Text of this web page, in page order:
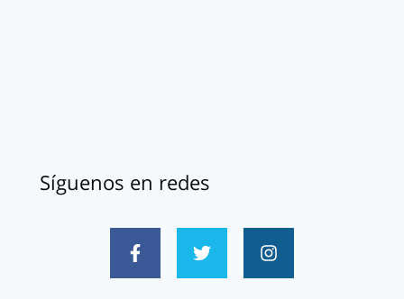
Síguenos en redes